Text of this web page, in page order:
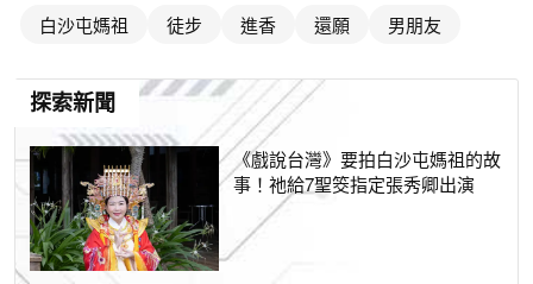
白沙屯媽祖 徒步 進香 還願 男朋友
探索新聞
《戲說台灣》要拍白沙屯媽祖的故
事！祂給7聖筊指定張秀卿出演